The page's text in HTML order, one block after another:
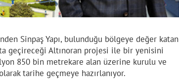
Sinpaş Yapı, bulunduğu bölgeye değer katan
geçireceği Altınoran projesi ile bir yenisini
850 bin metrekare alan üzerine kurulu ve
tarihe geçmeye hazırlanıyor.